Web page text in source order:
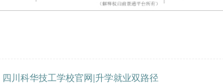
四川科华技工学校官网|升学就业双路径